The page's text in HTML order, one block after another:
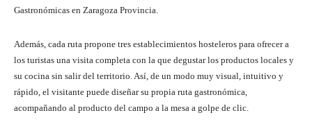
Gastronómicas en Zaragoza Provincia.
Además, cada ruta propone tres establecimientos hosteleros para ofrecer a
los turistas una visita completa con la que degustar los productos locales y
su cocina sin salir del territorio. Así, de un modo muy visual, intuitivo y
rápido, el visitante puede diseñar su propia ruta gastronómica,
acompañando al producto del campo a la mesa a golpe de clic.